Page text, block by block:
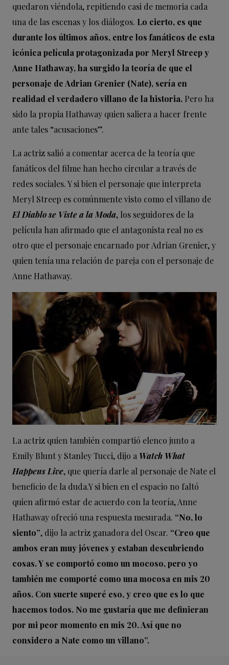
quedaron viéndola, repitiendo casi de memoria cada
una de las escenas y los diálogos. Lo cierto, es que
durante los últimos años, entre los fanáticos de esta
icónica película protagonizada por Meryl Streep y
Anne Hathaway, ha surgido la teoría de que el
personaje de Adrian Grenier (Nate), sería en
realidad el verdadero villano de la historia. Pero ha
sido la propia Hathaway quien saliera a hacer frente
ante tales “acusaciones”.
La actriz salió a comentar acerca de la teoría que
fanáticos del filme han hecho circular a través de
redes sociales. Y si bien el personaje que interpreta
Meryl Streep es comúnmente visto como el villano de
El Diablo se Viste a la Moda, los seguidores de la
película han afirmado que el antagonista real no es
otro que el personaje encarnado por Adrian Grenier, y
quien tenía una relación de pareja con el personaje de
Anne Hathaway.
La actriz quien también compartió elenco junto a
Emily Blunt y Stanley Tucci, dijo a Watch What
Happens Live, que quería darle al personaje de Nate el
beneficio de la duda.Y si bien en el espacio no faltó
quien afirmó estar de acuerdo con la teoría, Anne
Hathaway ofreció una respuesta mesurada. “No, lo
siento”, dijo la actriz ganadora del Oscar. “Creo que
ambos eran muy jóvenes y estaban descubriendo
cosas. Y se comportó como un mocoso, pero yo
también me comporté como una mocosa en mis 20
años. Con suerte superé eso, y creo que es lo que
hacemos todos. No me gustaría que me definieran
por mi peor momento en mis 20. Así que no
considero a Nate como un villano”.